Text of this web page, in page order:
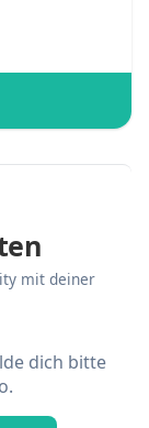
mit deiner
dich bitte